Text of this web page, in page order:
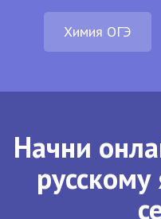
Химия ОГЭ
Начни